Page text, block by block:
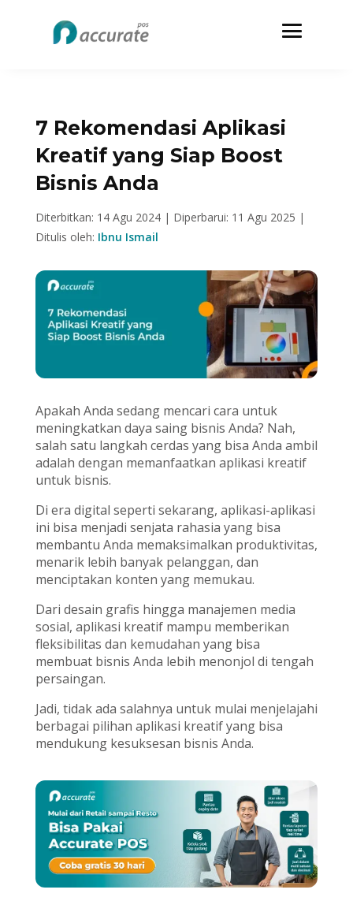
7 Rekomendasi Aplikasi
Kreatif yang Siap Boost
Bisnis Anda
Diterbitkan: 14 Agu 2024 | Diperbarui: 11 Agu 2025 |
Ditulis oleh: Ibnu Ismail
Apakah Anda sedang mencari cara untuk
meningkatkan daya saing bisnis Anda? Nah,
salah satu langkah cerdas yang bisa Anda ambil
adalah dengan memanfaatkan aplikasi kreatif
untuk bisnis.
Di era digital seperti sekarang, aplikasi-aplikasi
ini bisa menjadi senjata rahasia yang bisa
membantu Anda memaksimalkan produktivitas,
menarik lebih banyak pelanggan, dan
menciptakan konten yang memukau.
Dari desain grafis hingga manajemen media
sosial, aplikasi kreatif mampu memberikan
fleksibilitas dan kemudahan yang bisa
membuat bisnis Anda lebih menonjol di tengah
persaingan.
Jadi, tidak ada salahnya untuk mulai menjelajahi
berbagai pilihan aplikasi kreatif yang bisa
mendukung kesuksesan bisnis Anda.